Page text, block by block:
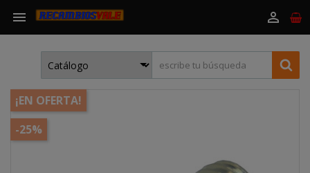
 
¡EN OFERTA!
-25%